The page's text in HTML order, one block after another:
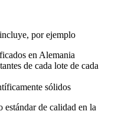
por ejemplo
en Alemania
de cada lote de cada
sólidos
de calidad en la